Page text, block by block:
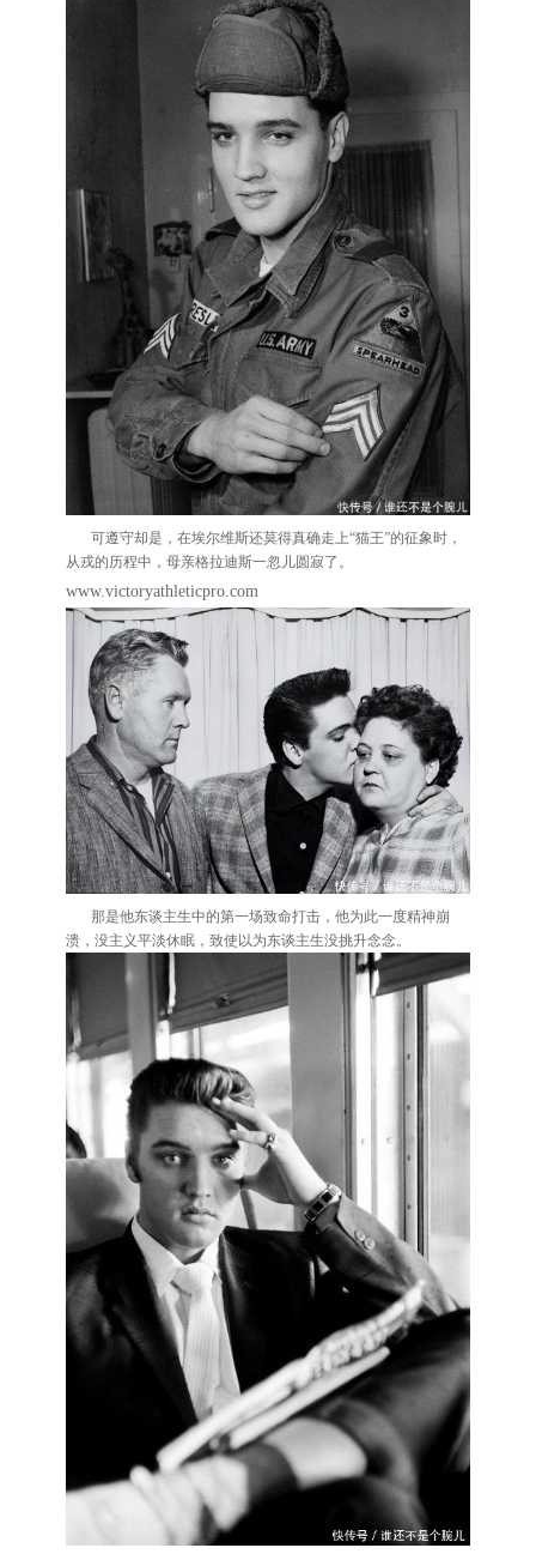
可遵守却是，在埃尔维斯还莫得真确走上“猫王”的征象时，
从戎的历程中，母亲格拉迪斯一忽儿圆寂了。
www.victoryathleticpro.com
那是他东谈主生中的第一场致命打击，他为此一度精神崩
溃，没主义平淡休眠，致使以为东谈主生没挑升念念。